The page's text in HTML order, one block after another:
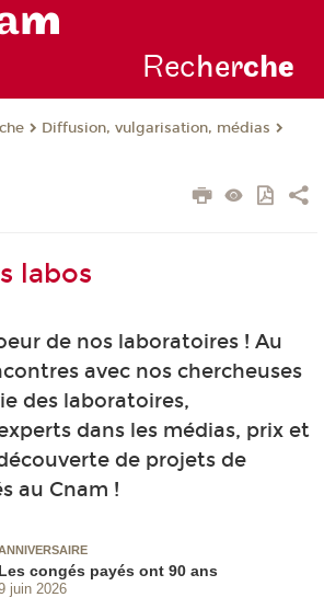
Recherche
Diffusion, vulgarisation, médias
labos
de nos laboratoires ! Au
avec nos chercheuses
des laboratoires,
dans les médias, prix et
de projets de
au Cnam !
Les congés payés ont 90 ans
juin 2026